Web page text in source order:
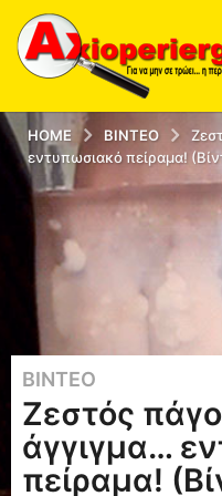
HOME ΒΊΝΤΕΟ
εντυπωσιακό πείραμα!
1
2
έ
τ
η
ΒΊΝΤΕΟ
Ζεστός
άγγιγμα…
πείραμα!